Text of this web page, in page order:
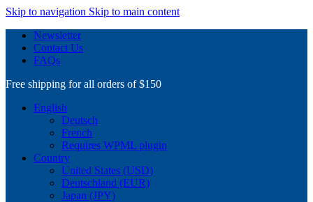
Skip to navigation Skip to main content
Newsletter
Contact Us
FAQs
Free shipping for all orders of $150
English
Deutsch
French
Requires WPML plugin
Country
United States (USD)
Deutschland (EUR)
Japan (JPY)